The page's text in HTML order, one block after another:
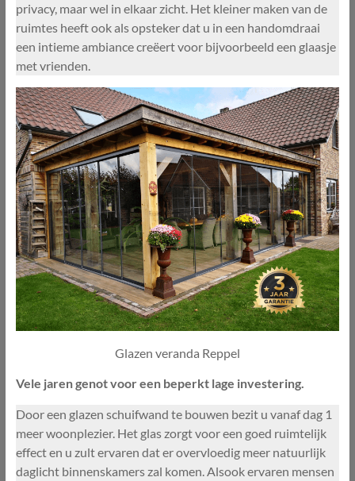
privacy, maar wel in elkaar zicht. Het kleiner maken van de
ruimtes heeft ook als opsteker dat u in een handomdraai
een intieme ambiance creëert voor bijvoorbeeld een glaasje
met vrienden.
Glazen veranda Reppel
Vele jaren genot voor een beperkt lage investering.
Door een glazen schuifwand te bouwen bezit u vanaf dag 1
meer woonplezier. Het glas zorgt voor een goed ruimtelijk
effect en u zult ervaren dat er overvloedig meer natuurlijk
daglicht binnenskamers zal komen. Alsook ervaren mensen